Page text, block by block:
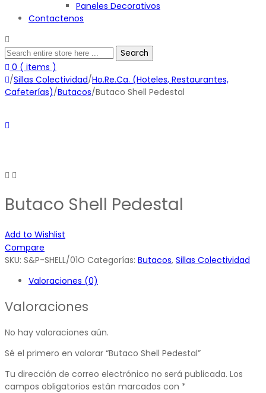
Paneles Decorativos
Contactenos
Search
0 ( items )
/Sillas Colectividad/Ho.Re.Ca. (Hoteles, Restaurantes,
Cafeterías)/Butacos/Butaco Shell Pedestal
Butaco Shell Pedestal
Add to Wishlist
Compare
SKU: S&P-SHELL/01O Categorías: Butacos, Sillas Colectividad
Valoraciones (0)
Valoraciones
No hay valoraciones aún.
Sé el primero en valorar “Butaco Shell Pedestal”
Tu dirección de correo electrónico no será publicada. Los
campos obligatorios están marcados con *